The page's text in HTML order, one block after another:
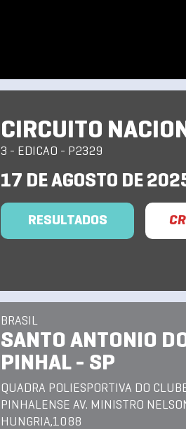
CIRCUITO
3 - EDICAO - P2329
17 DE AGOSTO DE
RESULTADOS
BRASIL
SANTO ANTONIO
PINHAL - SP
QUADRA POLIESPORTIVA DO
PINHALENSE AV. MINISTRO
HUNGRIA,1088